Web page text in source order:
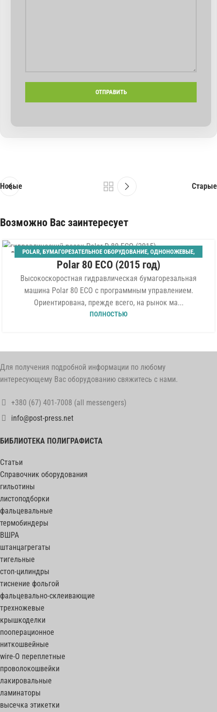
Новые Старые
Возможно Вас заинтересует
06 POLAR, БУМАГОРЕЗАТЕЛЬНОЕ ОБОРУДОВАНИЕ, ОДНОНОЖЕВЫЕ,
ШИРИНА 800 ММ
Polar 80 ECO (2015 год)
Высокоскоростная гидравлическая бумагорезальная
машина Polar 80 ECO с программным управлением.
Ориентирована, прежде всего, на рынок ма...
ПОЛНОСТЬЮ
Для получения подробной информации по любому
интересующему Вас оборудованию свяжитесь с нами.
+380 (67) 401-7008 (all messengers)
info@post-press.net
БИБЛИОТЕКА ПОЛИГРАФИСТА
Статьи
Справочник оборудования
гильотины
листоподборки
фальцевальные
термобиндеры
ВШРА
штанцагрегаты
тигельные
стоп-цилиндры
тиснение фольгой
фальцевально-склеивающие
трехножевые
крышкоделки
пооперационное
ниткошвейные
wire-O переплетные
проволокошвейки
лакировальные
ламинаторы
высечка этикетки